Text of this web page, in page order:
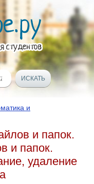
и
и папок.
и папок.
удаление